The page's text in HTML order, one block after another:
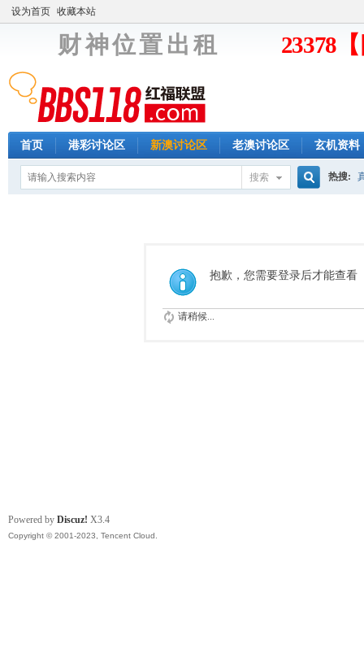
设为首页 收藏本站
财 神 位 置 出 租 23378
首页 港彩讨论区 新澳讨论区 老澳讨论区 玄机资料
搜索
索
热搜:
抱歉，您需要登录后才能查看
请稍候...
Powered by Discuz! X3.4
Copyright © 2001-2023, Tencent Cloud.